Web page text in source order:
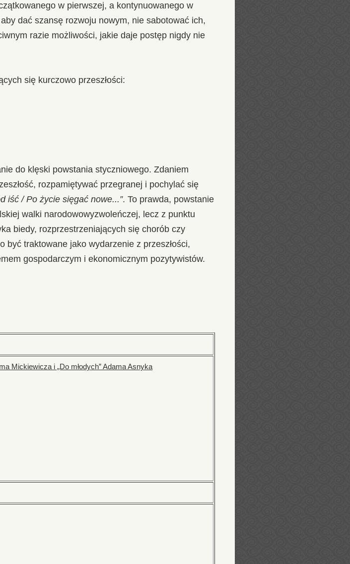
w pierwszej, a kontynuowanego w
dać szansę rozwoju nowym, nie sabotować ich,
razie możliwości, jakie daje postęp nigdy nie
się kurczowo przeszłości:
do klęski powstania styczniowego. Zdaniem
rozpamiętywać przegranej i pochylać się
iść / Po życie sięgać nowe...”. To prawda, powstanie
walki narodowowyzwoleńczej, lecz z punktu
biedy, rozprzestrzeniających się chorób czy
być traktowane jako wydarzenie z przeszłości,
gospodarczym i ekonomicznym pozytywistów.
Mickiewicza i „Do młodych” Adama Asnyka